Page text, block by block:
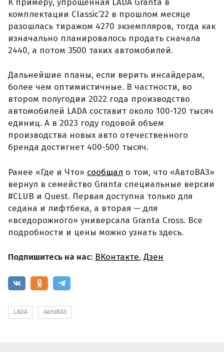
комплектации Classic’22 в прошлом месяце
разошлась тиражом 4270 экземпляров, тогда как
изначально планировалось продать сначала
2440, а потом 3500 таких автомобилей.
Дальнейшие планы, если верить инсайдерам,
более чем оптимистичные. В частности, во
втором полугодии 2022 года производство
автомобилей LADA составит около 100-120 тысяч
единиц. А в 2023 году годовой объем
производства новых авто отечественного
бренда достигнет 400-500 тысяч.
Ранее «Где и Что» сообщал о том, что «АвтоВАЗ»
вернул в семейство Granta специальные версии
#CLUB и Quest. Первая доступна только для
седана и лифтбека, а вторая — для
«вседорожного» универсала Granta Cross. Все
подробности и цены можно узнать здесь.
Подпишитесь на нас: ВКонтакте, Дзен
LADA АвтоВАЗ